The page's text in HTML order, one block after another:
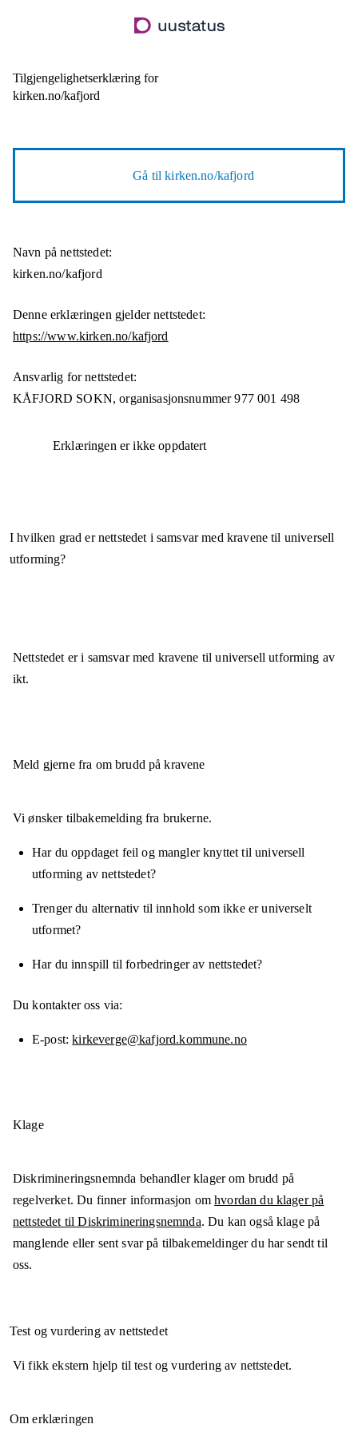
til
Tilgjengelighetserklæring for
kirken.no/kafjord
Gå tilkirken.no/kafjord
Navn på nettstedet:
kirken.no/kafjord
Denne erklæringen gjelder nettstedet:
https://www.kirken.no/kafjord
Ansvarlig for nettstedet:
KÅFJORD SOKN,organisasjonsnummer 977 001 498
Erklæringen er ikke oppdatert
I hvilken grad er nettstedet i samsvar med kravene til universell
utforming?
Nettstedet eri samsvarmed kravene til universell utforming av
ikt.
Meld gjerne fra om brudd på kravene
Vi ønsker tilbakemelding fra brukerne.
Har du oppdaget feil og mangler knyttet til universell
utforming av nettstedet?
Trenger du alternativ til innhold som ikke er universelt
utformet?
Har du innspill til forbedringer av nettstedet?
Du kontakter oss via:
E-post kirkeverge@kafjord.kommune.no
Klage
Diskrimineringsnemnda behandler klager om brudd på
regelverket. Du finner informasjon omhvordan du klager på
nettstedet til Diskrimineringsnemnda. Du kan også klage på
manglende eller sent svar på tilbakemeldinger du har sendt til
oss.
Test og vurdering av nettstedet
Vi fikk ekstern hjelp til test og vurdering av nettstedet.
Om erklæringen